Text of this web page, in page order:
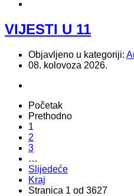
VIJESTI U 11
Objavljeno u kategoriji:
08. kolovoza 2026.
Početak
Prethodno
1
2
3
…
Slijedeće
Kraj
Stranica 1 od 3627